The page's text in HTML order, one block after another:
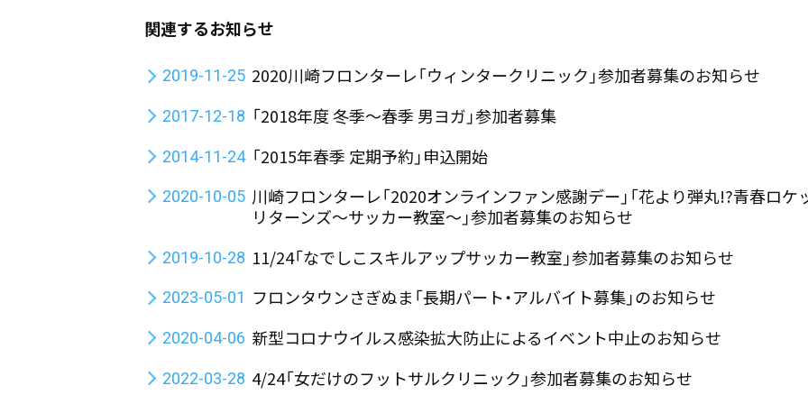
関連するお知らせ
2019-11-25 2020川崎フロンターレ「ウィンタークリニック」参加者募集のお知らせ
2017-12-18 「2018年度 冬季〜春季 男ヨガ」参加者募集
2014-11-24 「2015年春季 定期予約」申込開始
2020-10-05 川崎フロンターレ「2020オンラインファン感謝デー」「花より弾丸!?青春ロケ
リターンズ～サッカー教室～」参加者募集のお知らせ
2019-10-28 11/24「なでしこスキルアップサッカー教室」参加者募集のお知らせ
2023-05-01 フロンタウンさぎぬま「長期パート・アルバイト募集」のお知らせ
2020-04-06 新型コロナウイルス感染拡大防止によるイベント中止のお知らせ
2022-03-28 4/24「女だけのフットサルクリニック」参加者募集のお知らせ